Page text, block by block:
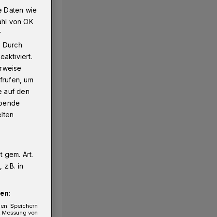
Daten wie
von OK
Durch
um
auf den
gem. Art.
z.B. in
Speichern
von